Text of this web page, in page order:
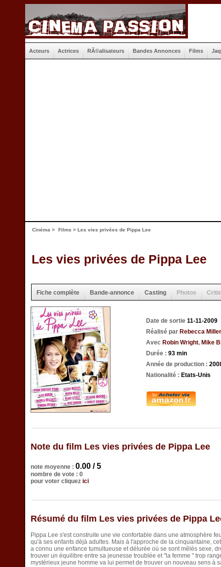
Acteurs Actrices RÃ©alisateurs Bandes Annonces Films
Cinéma > Films > Les vies privées de Pippa Lee
Les vies privées de Pippa Lee
Fiche complète Bande-annonce Casting Photos
Date de sortie 11-11-2009
Réalisé par Rebecca Miller
Avec Robin Wright, Mike
Durée : 93 min
Année de production :
Nationalité : Etats-Unis
Note du film Les vies privées de Pippa Lee
note moyenne : 0.00 / 5
nombre de vote : 0
pour voter cliquez ici
Résumé du film Les vies privées de Pippa
Pippa Lee s'est construite une vie confortable dans une atmosphère
qu'à ses enfants déjà adultes. Mais à l'approche de la cinquantaine,
a connu une enfance tumultueuse et délurée où se sont mêlés sexe,
trouver un équilibre entre sa jeunesse troublée et "la femme " trop
mystérieux jeune homme va lui permet de trouver un nouveau sens à